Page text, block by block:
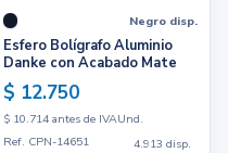
Negro disp.
Esfero Bolígrafo Aluminio
Danke con Acabado Mate
$ 12.750
$ 10.714 antes de IVAUnd.
Ref. CPN-14651
4.913 disp.